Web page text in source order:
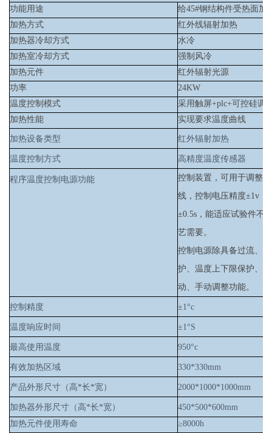
功能用途
给45#钢结构件受热面加
加热方式
红外线辐射加热
加热器冷却方式
水冷
加热室冷却方式
强制风冷
加热元件
红外辐射光源
功率
24KW
温度控制模式
采用触屏+plc+可控硅调
加热性能
实现要求温度曲线
加热设备类型 红外辐射加热
温度控制方式 高精度温度传感器
程序温度控制电源功能
控制装置，可用于调整
线，控制电压精度±1v，
±0.5s，能适应试验件不
艺需要。
控制电源除具备过流、
护、温度上下限保护、
动、手动调整功能。
控制精度 ±1°c
温度响应时间 ±1°S
最高使用温度 950°c
有效加热区域 330*330mm
产品外形尺寸（高*长*宽） 2000*1000*1000mm
加热器外形尺寸（高*长*宽）
450*500*600mm
加热元件使用寿命
≥8000h